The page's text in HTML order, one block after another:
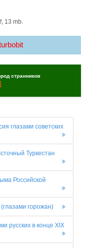
13 mb.
странников
глазами советских
Туркестан
Российской
горожан)
русских в конце XIX